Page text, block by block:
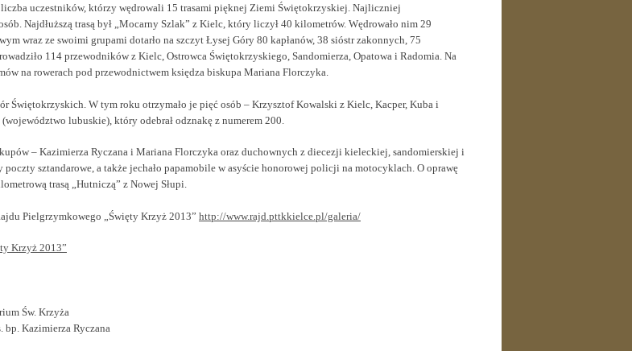
uczestników, którzy wędrowali 15 trasami pięknej Ziemi Świętokrzyskiej. Najliczniej
Najdłuższą trasą był „Mocarny Szlak” z Kielc, który liczył 40 kilometrów. Wędrowało nim 29
wraz ze swoimi grupami dotarło na szczyt Łysej Góry 80 kapłanów, 38 sióstr zakonnych, 75
114 przewodników z Kielc, Ostrowca Świętokrzyskiego, Sandomierza, Opatowa i Radomia. Na
na rowerach pod przewodnictwem księdza biskupa Mariana Florczyka.
Świętokrzyskich. W tym roku otrzymało je pięć osób – Krzysztof Kowalski z Kielc, Kacper, Kuba i
lubuskie), który odebrał odznakę z numerem 200.
– Kazimierza Ryczana i Mariana Florczyka oraz duchownych z diecezji kieleckiej, sandomierskiej i
sztandarowe, a także jechało papamobile w asyście honorowej policji na motocyklach. O oprawę
trasą „Hutniczą” z Nowej Słupi.
Pielgrzymkowego „Święty Krzyż 2013” http://www.rajd.pttkkielce.pl/galeria/
Krzyż 2013”
Św. Krzyża
bp. Kazimierza Ryczana